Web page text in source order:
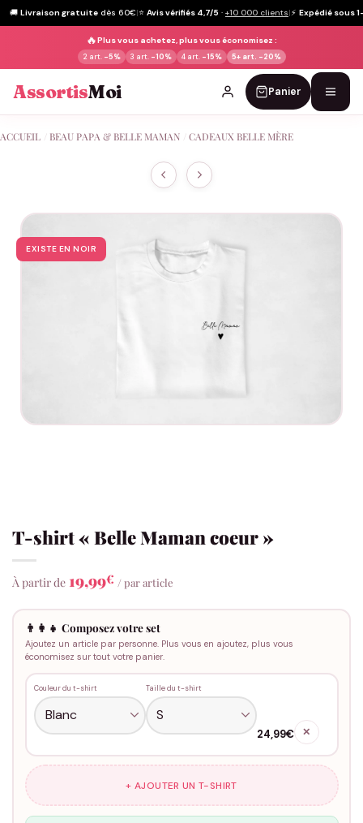
🚚 Livraison gratuite dès 60€|⭐ Avis vérifiés 4,7/5 · +10 000 clients|⚡ Expédié sous
🔥Plus vous achetez, plus vous économisez :
2 art. -5% 3 art. -10% 4 art. -15% 5+ art. -20%
AssortisMoi Panier
au
ACCUEIL BEAU PAPA & BELLE MAMAN CADEAUX BELLE MÈRE
EXISTE EN NOIR
T-shirt « Belle Maman coeur »
À partir de 19,99€ / par article
👨‍👩‍👧 Composez votre set
Ajoutez un article par personne. Plus vous en ajoutez, plus vous
économisez sur tout votre panier.
Couleur du t-shirt Taille du t-shirt
24,99€ ✕
+ AJOUTER UN T-SHIRT